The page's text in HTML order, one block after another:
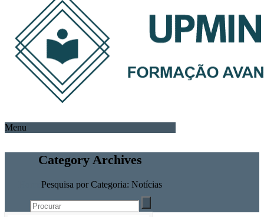
Menu
Category Archives
Pesquisa por Categoria: Notícias